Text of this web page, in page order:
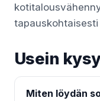
Usein
Miten löydän